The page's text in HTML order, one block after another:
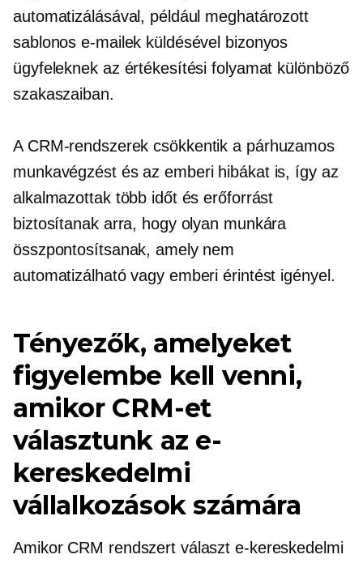
automatizálásával, például meghatározott
sablonos e-mailek küldésével bizonyos
ügyfeleknek az értékesítési folyamat különböző
szakaszaiban.
A CRM-rendszerek csökkentik a párhuzamos
munkavégzést és az emberi hibákat is, így az
alkalmazottak több időt és erőforrást
biztosítanak arra, hogy olyan munkára
összpontosítsanak, amely nem
automatizálható vagy emberi érintést igényel.
Tényezők, amelyeket
figyelembe kell venni,
amikor CRM-et
választunk az e-
kereskedelmi
vállalkozások számára
Amikor CRM rendszert választ e-kereskedelmi